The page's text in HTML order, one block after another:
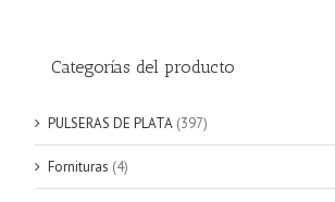
Categorías del producto
PULSERAS DE PLATA (397)
Fornituras (4)